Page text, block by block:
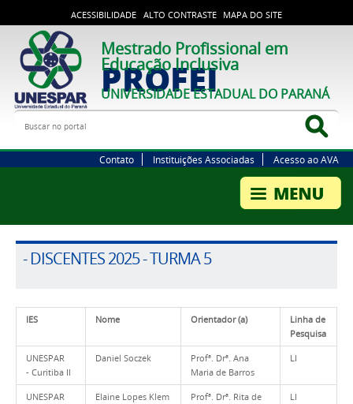
ACESSIBILIDADE ALTO CONTRASTE MAPA DO SITE
Mestrado Profissional em
Educação Inclusiva
PROFEI
UNIVERSIDADE ESTADUAL DO PARANÁ
Buscar no portal
Contato Instituições Associadas Acesso ao AVA
- DISCENTES 2025 - TURMA 5
IES Nome Orientador (a)
Linha de
Pesquisa
UNESPAR
- Curitiba II
Daniel Soczek
Profª. Drª. Ana
Maria de Barros
LI
UNESPAR
Elaine Lopes Klem
Profª. Drª. Rita de
LI